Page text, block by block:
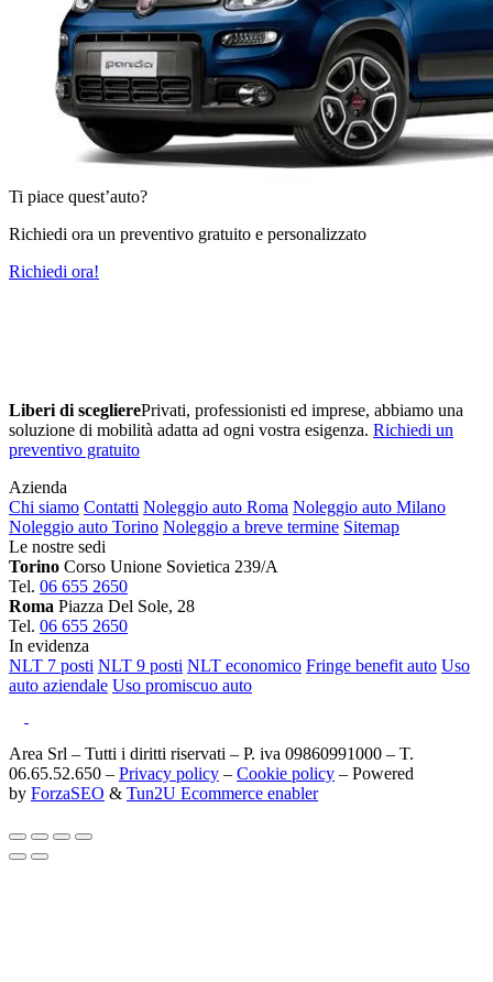
Ti piace quest’auto?
Richiedi ora un preventivo gratuito e personalizzato
Richiedi ora!
Liberi di sceglierePrivati, professionisti ed imprese, abbiamo una
soluzione di mobilità adatta ad ogni vostra esigenza. Richiedi un
preventivo gratuito
Azienda
Chi siamo Contatti Noleggio auto Roma Noleggio auto Milano
Noleggio auto Torino Noleggio a breve termine Sitemap
Le nostre sedi
Torino Corso Unione Sovietica 239/A
Tel. 06 655 2650
Roma Piazza Del Sole, 28
Tel. 06 655 2650
In evidenza
NLT 7 posti NLT 9 posti NLT economico Fringe benefit auto Uso
auto aziendale Uso promiscuo auto
Area Srl – Tutti i diritti riservati – P. iva 09860991000 – T.
06.65.52.650 – Privacy policy – Cookie policy – Powered
by ForzaSEO & Tun2U Ecommerce enabler